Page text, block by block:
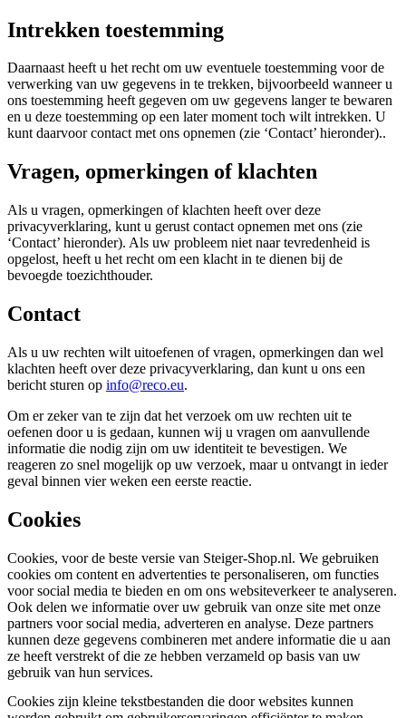
Intrekken toestemming
Daarnaast heeft u het recht om uw eventuele toestemming voor de
verwerking van uw gegevens in te trekken, bijvoorbeeld wanneer u
ons toestemming heeft gegeven om uw gegevens langer te bewaren
en u deze toestemming op een later moment toch wilt intrekken. U
kunt daarvoor contact met ons opnemen (zie ‘Contact’ hieronder)..
Vragen, opmerkingen of klachten
Als u vragen, opmerkingen of klachten heeft over deze
privacyverklaring, kunt u gerust contact opnemen met ons (zie
‘Contact’ hieronder). Als uw probleem niet naar tevredenheid is
opgelost, heeft u het recht om een klacht in te dienen bij de
bevoegde toezichthouder.
Contact
Als u uw rechten wilt uitoefenen of vragen, opmerkingen dan wel
klachten heeft over deze privacyverklaring, dan kunt u ons een
bericht sturen op info@reco.eu.
Om er zeker van te zijn dat het verzoek om uw rechten uit te
oefenen door u is gedaan, kunnen wij u vragen om aanvullende
informatie die nodig zijn om uw identiteit te bevestigen. We
reageren zo snel mogelijk op uw verzoek, maar u ontvangt in ieder
geval binnen vier weken een eerste reactie.
Cookies
Cookies, voor de beste versie van Steiger-Shop.nl. We gebruiken
cookies om content en advertenties te personaliseren, om functies
voor social media te bieden en om ons websiteverkeer te analyseren.
Ook delen we informatie over uw gebruik van onze site met onze
partners voor social media, adverteren en analyse. Deze partners
kunnen deze gegevens combineren met andere informatie die u aan
ze heeft verstrekt of die ze hebben verzameld op basis van uw
gebruik van hun services.
Cookies zijn kleine tekstbestanden die door websites kunnen